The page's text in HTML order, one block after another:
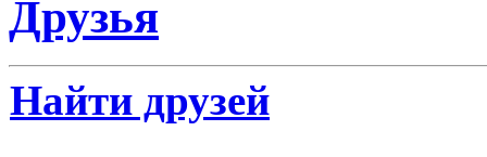
Друзья
Найти друзей